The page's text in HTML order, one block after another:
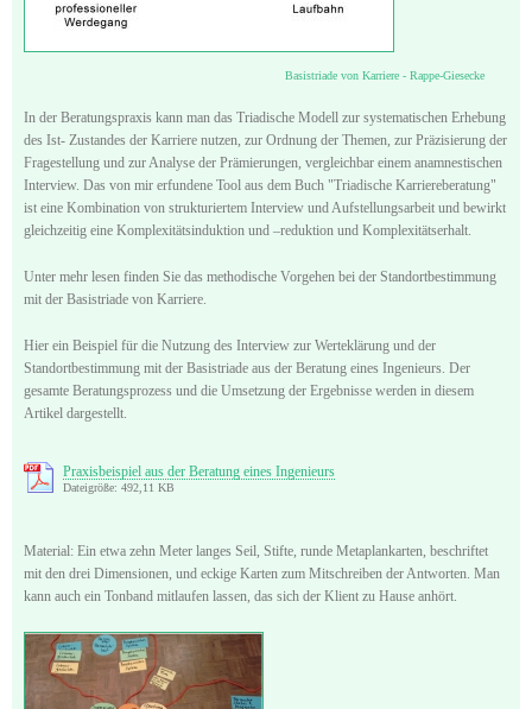
Basistriade von Karriere - Rappe-Giesecke
In der Beratungspraxis kann man das Triadische Modell zur systematischen Erhebung
des Ist- Zustandes der Karriere nutzen, zur Ordnung der Themen, zur Präzisierung der
Fragestellung und zur Analyse der Prämierungen, vergleichbar einem anamnestischen
Interview. Das von mir erfundene Tool aus dem Buch "Triadische Karriereberatung"
ist eine Kombination von strukturiertem Interview und Aufstellungsarbeit und bewirkt
gleichzeitig eine Komplexitätsinduktion und ‒reduktion und Komplexitätserhalt.
Unter mehr lesen finden Sie das methodische Vorgehen bei der Standortbestimmung
mit der Basistriade von Karriere.
Hier ein Beispiel für die Nutzung des Interview zur Werteklärung und der
Standortbestimmung mit der Basistriade aus der Beratung eines Ingenieurs. Der
gesamte Beratungsprozess und die Umsetzung der Ergebnisse werden in diesem
Artikel dargestellt.
Praxisbeispiel aus der Beratung eines Ingenieurs
Dateigröße: 492,11 KB
Material: Ein etwa zehn Meter langes Seil, Stifte, runde Metaplankarten, beschriftet
mit den drei Dimensionen, und eckige Karten zum Mitschreiben der Antworten. Man
kann auch ein Tonband mitlaufen lassen, das sich der Klient zu Hause anhört.